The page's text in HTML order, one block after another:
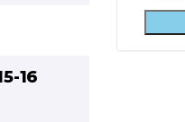
16